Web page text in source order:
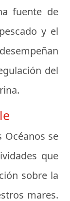
fuente de
y el
del
Océanos se
que
sobre la
mares.